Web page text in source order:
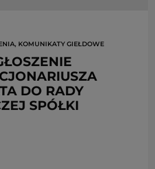
KOMUNIKATY GIEŁDOWE
DO RADY
SPÓŁKI